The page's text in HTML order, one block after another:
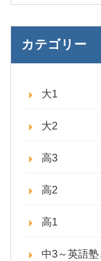
カテゴリー
大1
大2
高3
高2
高1
中3～英語